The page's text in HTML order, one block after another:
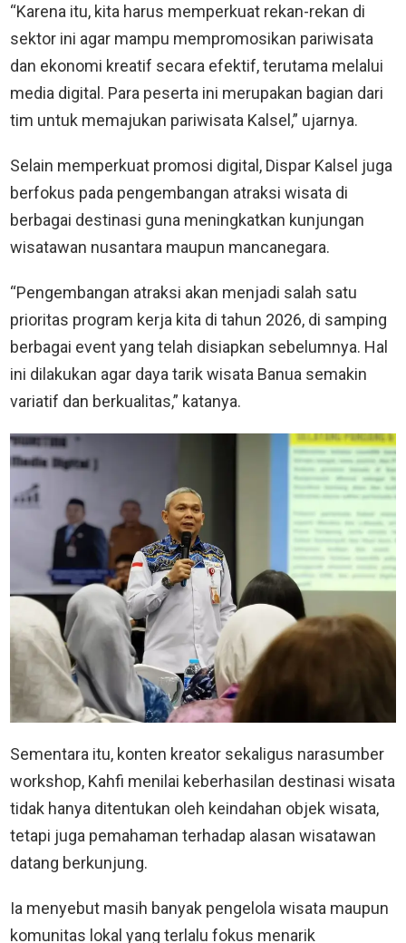
“Karena itu, kita harus memperkuat rekan-rekan di
sektor ini agar mampu mempromosikan pariwisata
dan ekonomi kreatif secara efektif, terutama melalui
media digital. Para peserta ini merupakan bagian dari
tim untuk memajukan pariwisata Kalsel,” ujarnya.
Selain memperkuat promosi digital, Dispar Kalsel juga
berfokus pada pengembangan atraksi wisata di
berbagai destinasi guna meningkatkan kunjungan
wisatawan nusantara maupun mancanegara.
“Pengembangan atraksi akan menjadi salah satu
prioritas program kerja kita di tahun 2026, di samping
berbagai event yang telah disiapkan sebelumnya. Hal
ini dilakukan agar daya tarik wisata Banua semakin
variatif dan berkualitas,” katanya.
Sementara itu, konten kreator sekaligus narasumber
workshop, Kahfi menilai keberhasilan destinasi wisata
tidak hanya ditentukan oleh keindahan objek wisata,
tetapi juga pemahaman terhadap alasan wisatawan
datang berkunjung.
Ia menyebut masih banyak pengelola wisata maupun
komunitas lokal yang terlalu fokus menarik